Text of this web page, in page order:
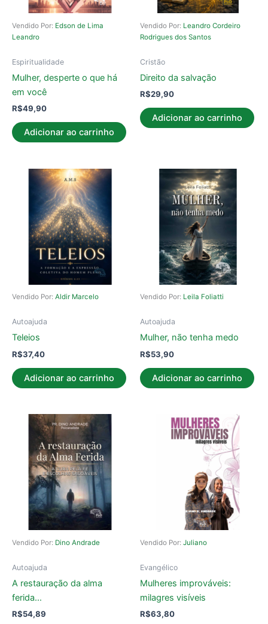
Vendido Por: Edson de Lima
Leandro
Espiritualidade
Mulher, desperte o que há
em você
R$49,90
Adicionar ao carrinho
Vendido Por: Leandro Cordeiro
Rodrigues dos Santos
Cristão
Direito da salvação
R$29,90
Adicionar ao carrinho
Vendido Por: Aldir Marcelo
Autoajuda
Teleios
R$37,40
Adicionar ao carrinho
Vendido Por: Leila Foliatti
Autoajuda
Mulher, não tenha medo
R$53,90
Adicionar ao carrinho
Vendido Por: Dino Andrade
Autoajuda
A restauração da alma
ferida…
R$54,89
Vendido Por: Juliano
Evangélico
Mulheres improváveis:
milagres visíveis
R$63,80